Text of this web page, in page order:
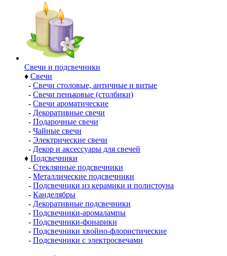
Свечи и подсвечники
♦ Свечи
- Свечи столовые, античные и витые
- Свечи пеньковые (столбики)
- Свечи ароматические
- Декоративные свечи
- Подарочные свечи
- Чайные свечи
- Электрические свечи
- Декор и аксессуары для свечей
♦ Подсвечники
- Стеклянные подсвечники
- Металлические подсвечники
- Подсвечники из керамики и полистоуна
- Канделябры
- Декоративные подсвечники
- Подсвечники-аромалампы
- Подсвечники-фонарики
- Подсвечники хвойно-флористические
- Подсвечники с электросвечами